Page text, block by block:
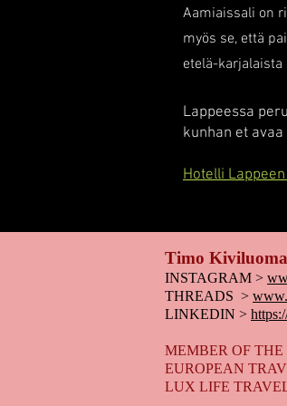
Aamiaissali on
myös se, että
etelä-
Lappeessa
kunhan et
Hotelli
Timo
INSTAGRAM >
THREADS >
LINKEDIN >
MEMBER OF
EUROPEAN
LUX LIFE